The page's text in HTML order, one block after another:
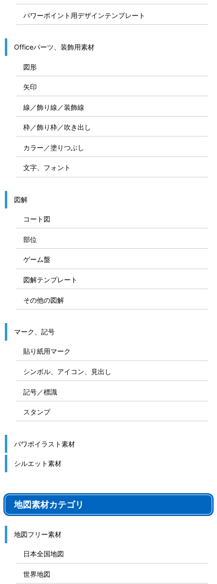
パワーポイント用デザインテンプレート
Officeパーツ、装飾用素材
図形
矢印
線／飾り線／装飾線
枠／飾り枠／吹き出し
カラー／塗りつぶし
文字、フォント
図解
コート図
部位
ゲーム盤
図解テンプレート
その他の図解
マーク、記号
貼り紙用マーク
シンボル、アイコン、見出し
記号／標識
スタンプ
パワポイラスト素材
シルエット素材
地図素材カテゴリ
地図フリー素材
日本全国地図
世界地図